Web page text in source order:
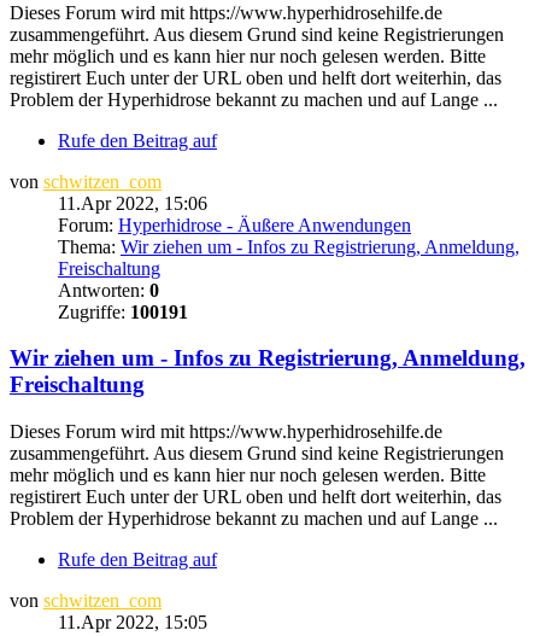
Dieses Forum wird mit https://www.hyperhidrosehilfe.de
zusammengeführt. Aus diesem Grund sind keine Registrierungen
mehr möglich und es kann hier nur noch gelesen werden. Bitte
registirert Euch unter der URL oben und helft dort weiterhin, das
Problem der Hyperhidrose bekannt zu machen und auf Lange ...
Rufe den Beitrag auf
von schwitzen_com
11.Apr 2022, 15:06
Forum: Hyperhidrose - Äußere Anwendungen
Thema: Wir ziehen um - Infos zu Registrierung, Anmeldung,
Freischaltung
Antworten: 0
Zugriffe: 100191
Wir ziehen um - Infos zu Registrierung, Anmeldung,
Freischaltung
Dieses Forum wird mit https://www.hyperhidrosehilfe.de
zusammengeführt. Aus diesem Grund sind keine Registrierungen
mehr möglich und es kann hier nur noch gelesen werden. Bitte
registirert Euch unter der URL oben und helft dort weiterhin, das
Problem der Hyperhidrose bekannt zu machen und auf Lange ...
Rufe den Beitrag auf
von schwitzen_com
11.Apr 2022, 15:05